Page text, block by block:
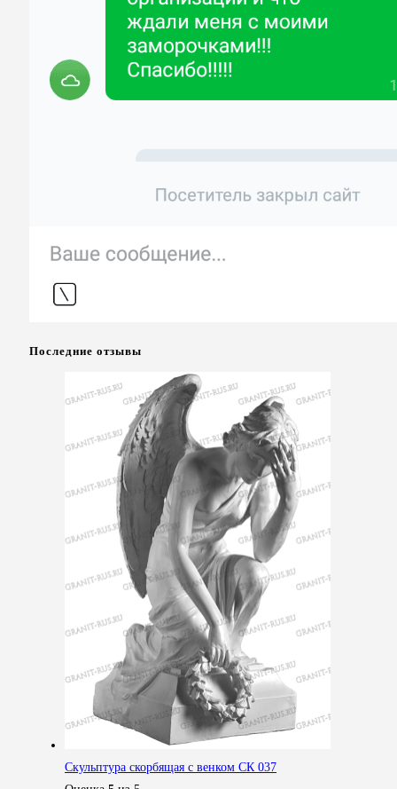
Последние отзывы
Скульптура скорбящая с венком СК 037